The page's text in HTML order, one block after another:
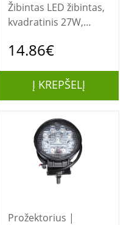
Žibintas LED žibintas,
kvadratinis 27W,
14.86€
Į KREPŠELĮ
Prožektorius |